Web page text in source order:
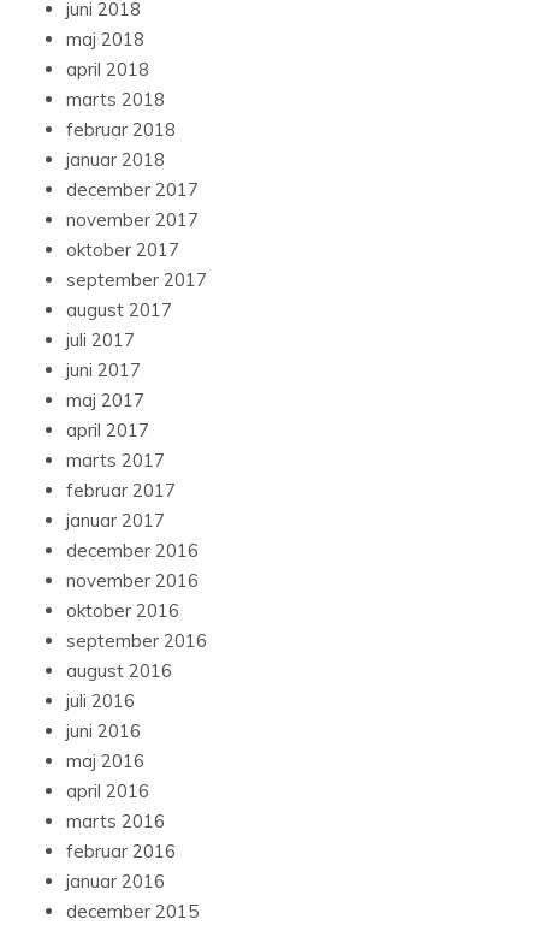
juni 2018
maj 2018
april 2018
marts 2018
februar 2018
januar 2018
december 2017
november 2017
oktober 2017
september 2017
august 2017
juli 2017
juni 2017
maj 2017
april 2017
marts 2017
februar 2017
januar 2017
december 2016
november 2016
oktober 2016
september 2016
august 2016
juli 2016
juni 2016
maj 2016
april 2016
marts 2016
februar 2016
januar 2016
december 2015